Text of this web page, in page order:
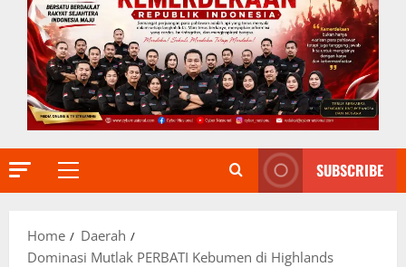
Primary
SUBSCRIBE
Home
Daerah
Dominasi Mutlak PERBATI Kebumen di Highlands